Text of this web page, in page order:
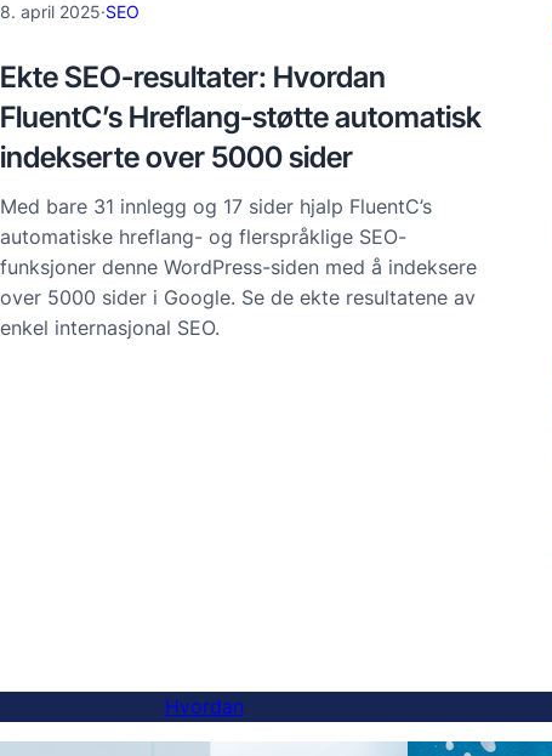
8. april 2025·SEO
Ekte SEO-resultater: Hvordan
FluentC’s Hreflang-støtte automatisk
indekserte over 5000 sider
Med bare 31 innlegg og 17 sider hjalp FluentC’s
automatiske hreflang- og flerspråklige SEO-
funksjoner denne WordPress-siden med å indeksere
over 5000 sider i Google. Se de ekte resultatene av
enkel internasjonal SEO.
Hvordan